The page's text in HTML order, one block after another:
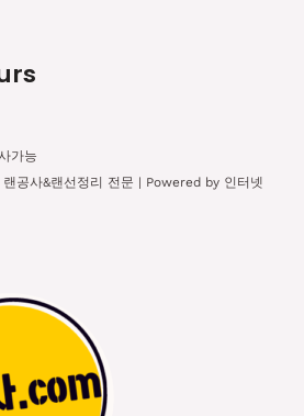
가능
공사&랜선정리 전문 | Powered by 인터넷